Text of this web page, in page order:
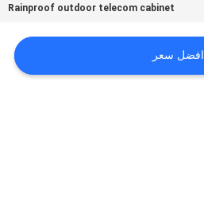
Rainproof outdoor telecom cabinet
افضل سعر